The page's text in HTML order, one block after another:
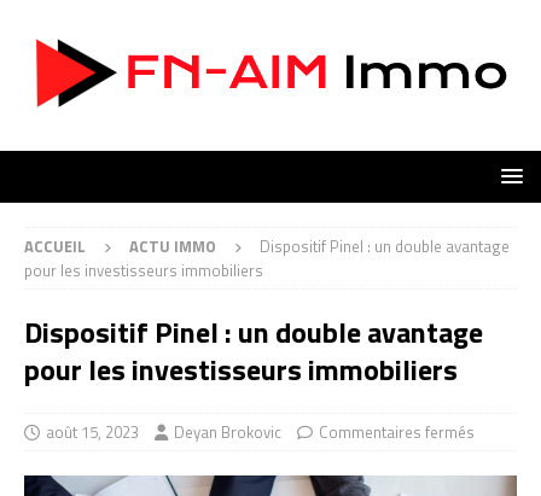
ACCUEIL ACTU IMMO
Dispositif Pinel : un double avantage
pour les investisseurs immobiliers
Dispositif Pinel : un double avantage
pour les investisseurs immobiliers
août 15, 2023 Deyan Brokovic Commentaires fermés